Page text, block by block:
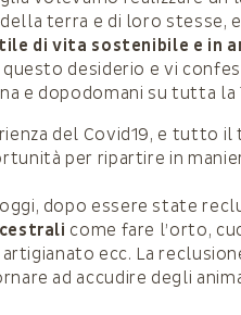
terra e di loro stesse,
di vita sostenibile e in
questo desiderio e vi
e dopodomani su tutta la
del Covid19, e
per ripartire in
dopo essere state
come fare l’orto,
ecc. La
ad accudire degli